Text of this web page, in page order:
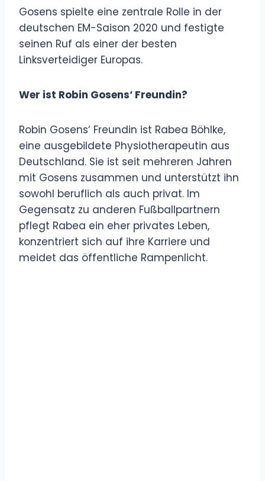
Gosens spielte eine zentrale Rolle in der
deutschen EM-Saison 2020 und festigte
seinen Ruf als einer der besten
Linksverteidiger Europas.
Wer ist Robin Gosens‘ Freundin?
Robin Gosens‘ Freundin ist Rabea Böhlke,
eine ausgebildete Physiotherapeutin aus
Deutschland. Sie ist seit mehreren Jahren
mit Gosens zusammen und unterstützt ihn
sowohl beruflich als auch privat. Im
Gegensatz zu anderen Fußballpartnern
pflegt Rabea ein eher privates Leben,
konzentriert sich auf ihre Karriere und
meidet das öffentliche Rampenlicht.